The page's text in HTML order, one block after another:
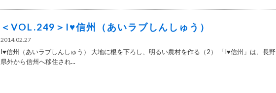
＜VOL.249＞I♥信州（あいラブしんしゅう）
2014.02.27
I♥信州（あいラブしんしゅう） 大地に根を下ろし、明るい農村を作る（2） 「I♥信州」は、長野
県外から信州へ移住され...